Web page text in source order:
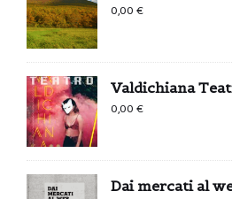
0,00€
Valdichiana
0,00€
Dai mercati al